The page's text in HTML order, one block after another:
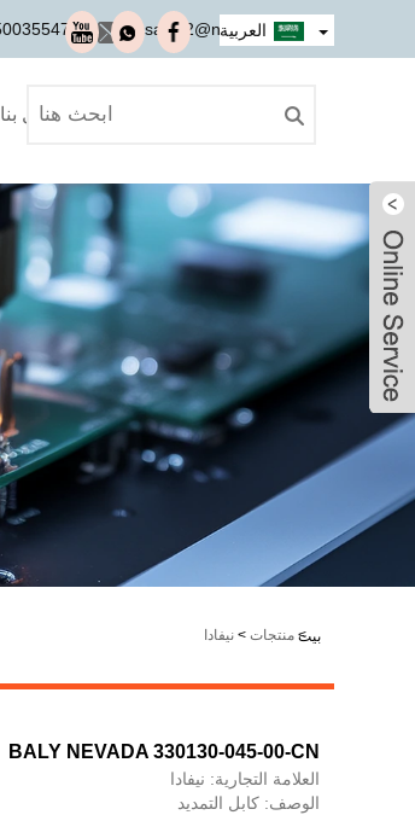
+86-18050035547 sales2@nseauto.com
العربية
اتصل بنا
بيت
> منتجات >نيفادا
BALY NEVADA 330130-045-00-CN
العلامة التجارية: نيفادا
الوصف: كابل التمديد
Ivy